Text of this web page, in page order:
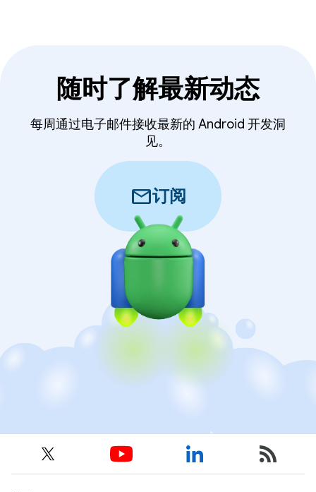
随时了解最新动态
每周通过电子邮件接收最新的 Android 开发洞
见。
mail订阅